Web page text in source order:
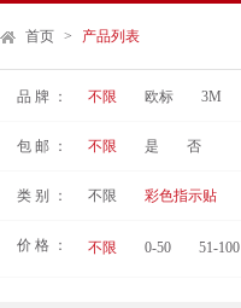
首页 > 产品列表
品 牌 ： 不限 欧标 3M
包 邮 ： 不限 是 否
类 别 ： 不限 彩色指示贴
价 格 ： 不限 0-50 51-100